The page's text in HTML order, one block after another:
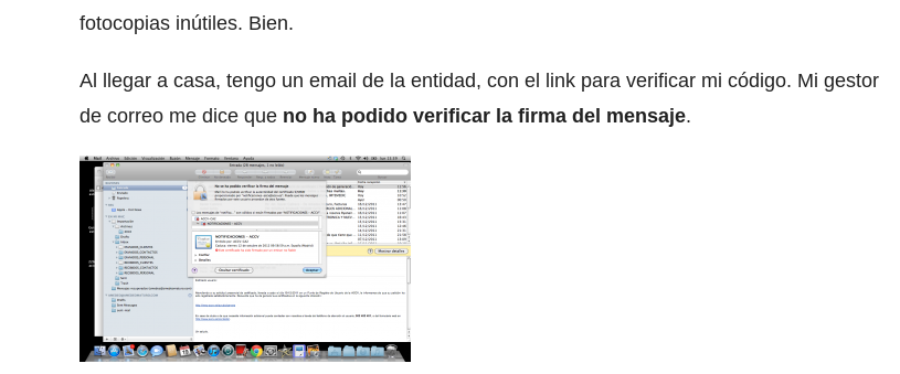
fotocopias inútiles. Bien.
Al llegar a casa, tengo un email de la entidad, con el link para verificar mi código. Mi gestor
de correo me dice que no ha podido verificar la firma del mensaje.